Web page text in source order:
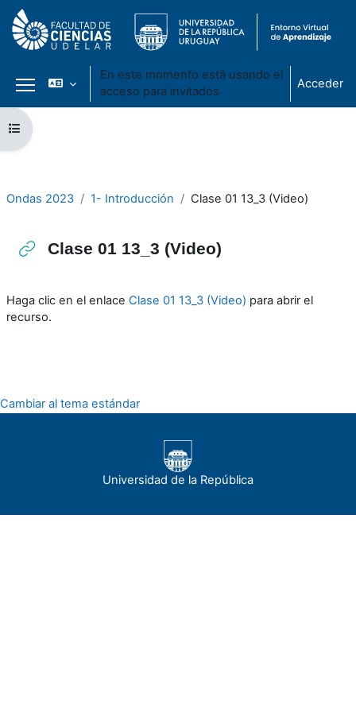
Salta al contenido principal
Panel lateral
En este momento está usando el
acceso para invitados
Acceder
Abrir índice del curso
Ondas 2023 1- Introducción Clase 01 13_3 (Video)
Clase 01 13_3 (Video)
Haga clic en el enlace Clase 01 13_3 (Video) para abrir el
recurso.
Cambiar al tema estándar
Universidad de la República